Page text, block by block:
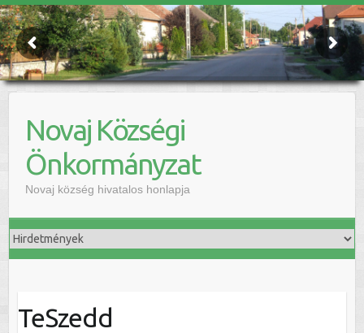
Novaj Községi
Önkormányzat
Novaj község hivatalos honlapja
TeSzedd